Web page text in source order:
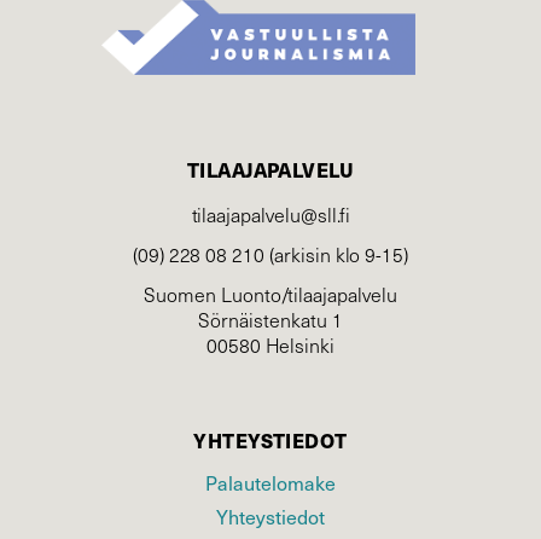
TILAAJAPALVELU
tilaajapalvelu@sll.fi
(09) 228 08 210 (arkisin klo 9-15)
Suomen Luonto/tilaajapalvelu
Sörnäistenkatu 1
00580 Helsinki
YHTEYSTIEDOT
Palautelomake
Yhteystiedot